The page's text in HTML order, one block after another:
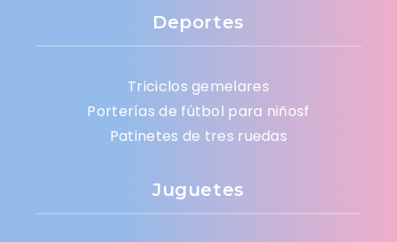
Deportes
Triciclos gemelares
Porterías de fútbol para niñosf
Patinetes de tres ruedas
Juguetes